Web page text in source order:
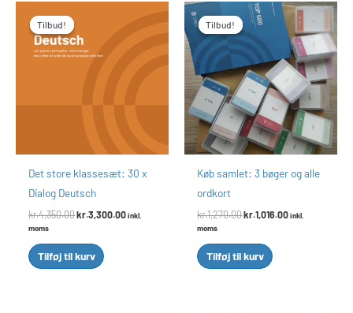
Tilbud!
Tilbud!
Det store klassesæt: 30 x
Dialog Deutsch
kr.4,350.00
pris
var:
kr.4,350.00.
kr.3,300.00 inkl.
moms
Tilføj til kurv
Tilbud!
Tilbud!
Køb samlet: 3 bøger og alle
ordkort
kr.1,270.00
Den
oprindelige
pris
var:
kr.1,270.00.
kr.1,016.00
Den
aktuelle
pris
er:
kr.1,016.00.
inkl.
moms
Tilføj til kurv